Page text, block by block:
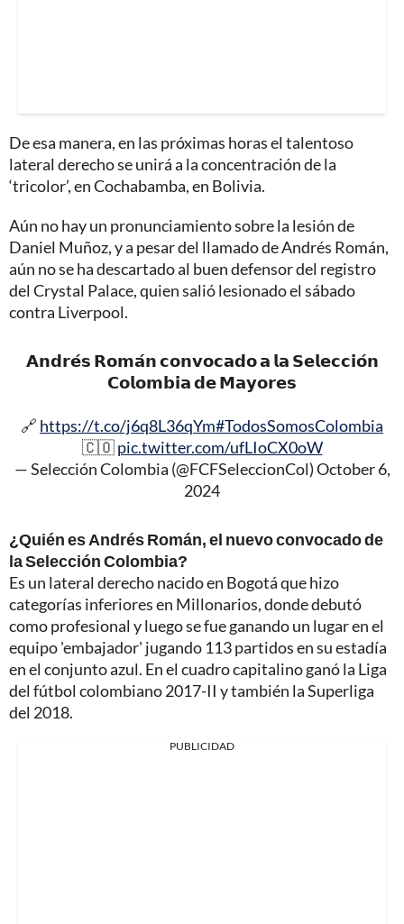
De esa manera, en las próximas horas el talentoso
lateral derecho se unirá a la concentración de la
‘tricolor’, en Cochabamba, en Bolivia.
Aún no hay un pronunciamiento sobre la lesión de
Daniel Muñoz, y a pesar del llamado de Andrés Román,
aún no se ha descartado al buen defensor del registro
del Crystal Palace, quien salió lesionado el sábado
contra Liverpool.
𝗔𝗻𝗱𝗿𝗲́𝘀 𝗥𝗼𝗺𝗮́𝗻 𝗰𝗼𝗻𝘃𝗼𝗰𝗮𝗱𝗼 𝗮 𝗹𝗮 𝗦𝗲𝗹𝗲𝗰𝗰𝗶𝗼́𝗻
𝗖𝗼𝗹𝗼𝗺𝗯𝗶𝗮 𝗱𝗲 𝗠𝗮𝘆𝗼𝗿𝗲𝘀
🔗 https://t.co/j6q8L36qYm#TodosSomosColombia
🇨🇴pic.twitter.com/ufLIoCX0oW
— Selección Colombia (@FCFSeleccionCol)October 6,
2024
¿Quién es Andrés Román, el nuevo convocado de
la Selección Colombia?
Es un lateral derecho nacido en Bogotá que hizo
categorías inferiores en Millonarios, donde debutó
como profesional y luego se fue ganando un lugar en el
equipo 'embajador' jugando 113 partidos en su estadía
en el conjunto azul. En el cuadro capitalino ganó la Liga
del fútbol colombiano 2017-II y también la Superliga
del 2018.
PUBLICIDAD